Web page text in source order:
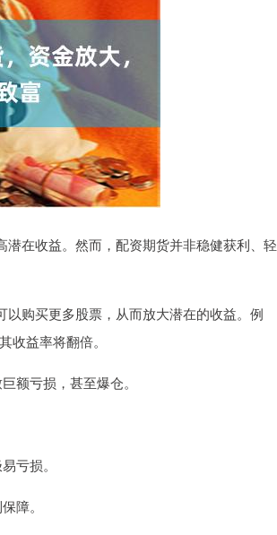
在收益。然而，配资期货并非稳健获利、轻
购买更多股票，从而放大潜在的收益。例
益率将翻倍。
额亏损，甚至爆仓。
亏损。
障。